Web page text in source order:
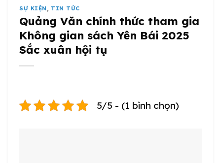
SỰ KIỆN , TIN TỨC
Quảng Văn chính thức tham gia
Không gian sách Yên Bái 2025
Sắc xuân hội tụ
5/5 - (1 bình chọn)